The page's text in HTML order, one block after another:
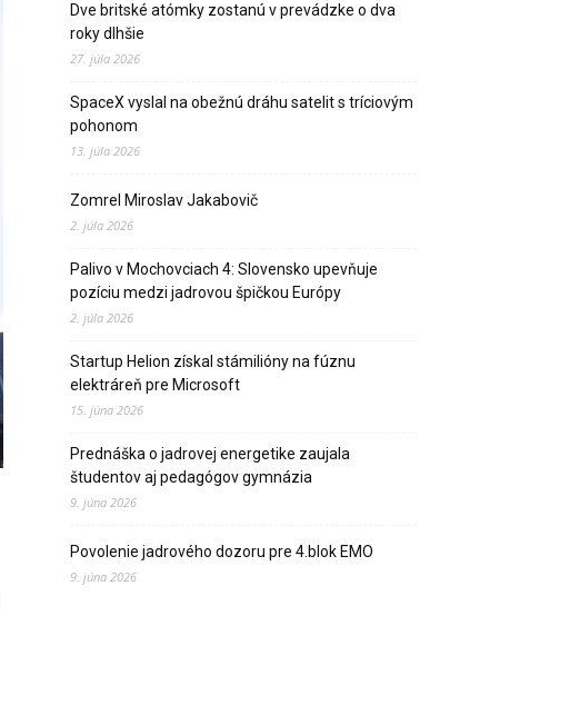
Dve britské atómky zostanú v prevádzke o dva
roky dlhšie
27. júla 2026
SpaceX vyslal na obežnú dráhu satelit s tríciovým
pohonom
13. júla 2026
Zomrel Miroslav Jakabovič
2. júla 2026
Palivo v Mochovciach 4: Slovensko upevňuje
pozíciu medzi jadrovou špičkou Európy
2. júla 2026
Startup Helion získal stámilióny na fúznu
elektráreň pre Microsoft
15. júna 2026
Prednáška o jadrovej energetike zaujala
študentov aj pedagógov gymnázia
9. júna 2026
Povolenie jadrového dozoru pre 4.blok EMO
9. júna 2026